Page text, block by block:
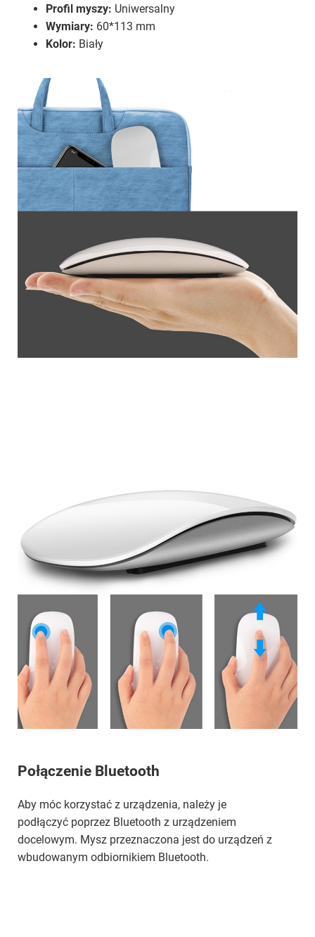
Profil myszy: Uniwersalny
Wymiary: 60*113 mm
Kolor: Biały
Połączenie Bluetooth
Aby móc korzystać z urządzenia, należy je
podłączyć poprzez Bluetooth z urządzeniem
docelowym. Mysz przeznaczona jest do urządzeń z
wbudowanym odbiornikiem Bluetooth.